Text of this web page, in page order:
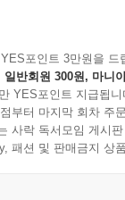
말하면 최악이라
다」중에서
런 말을 많이 했
포인트 3만원을 드
일반회원 300원, 마니
YES포인트 지급됩니
부터 마지막 회차 주
사락 독서모임 게시
패션 및 판매금지 상